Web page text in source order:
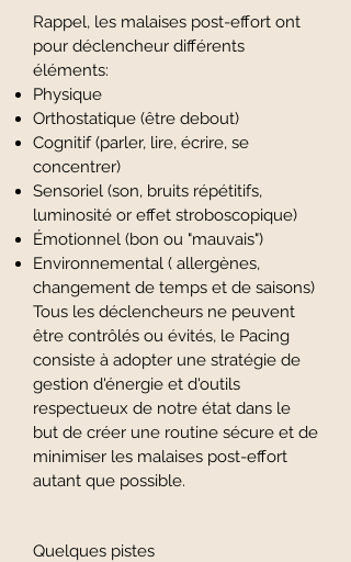
Rappel, les malaises post-effort ont
pour déclencheur différents
éléments:
Physique
Orthostatique (être debout)
Cognitif (parler, lire, écrire, se
concentrer)
Sensoriel (son, bruits répétitifs,
luminosité or effet stroboscopique)
Émotionnel (bon ou "mauvais")
Environnemental ( allergènes,
changement de temps et de saisons)
Tous les déclencheurs ne peuvent
être contrôlés ou évités, le Pacing
consiste à adopter une stratégie de
gestion d'énergie et d'outils
respectueux de notre état dans le
but de créer une routine sécure et de
minimiser les malaises post-effort
autant que possible.
Quelques pistes